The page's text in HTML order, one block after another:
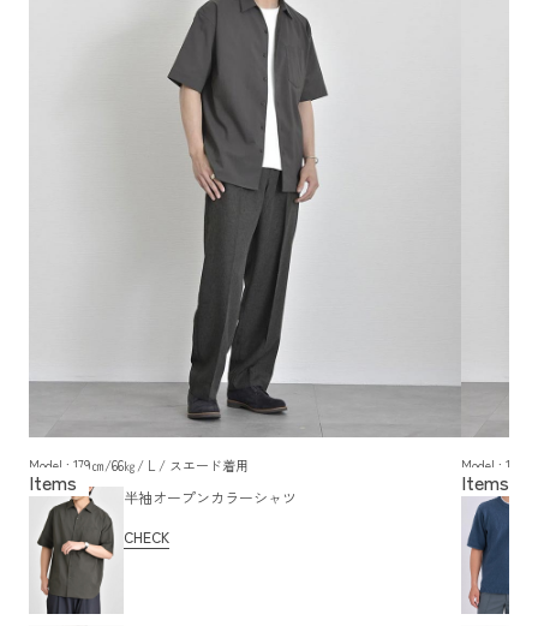
Model : 179㎝/66㎏/ L / スエード着用
半袖オープンカラーシャツ
CHECK
Model : 179